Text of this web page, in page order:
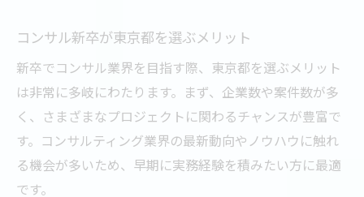
コンサル新卒が東京都を選ぶメリット
新卒でコンサル業界を目指す際、東京都を選ぶメリット
は非常に多岐にわたります。まず、企業数や案件数が多
く、さまざまなプロジェクトに関わるチャンスが豊富で
す。コンサルティング業界の最新動向やノウハウに触れ
る機会が多いため、早期に実務経験を積みたい方に最適
です。